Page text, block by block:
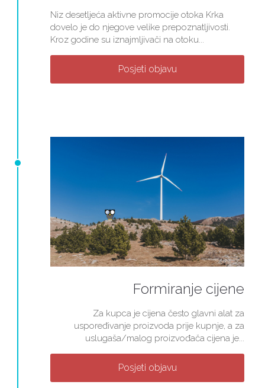
Niz desetljeća aktivne promocije otoka Krka
dovelo je do njegove velike prepoznatljivosti.
Kroz godine su iznajmljivači na otoku...
Posjeti objavu
Formiranje cijene
Za kupca je cijena često glavni alat za
uspoređivanje proizvoda prije kupnje, a za
uslugaša/malog proizvođača cijena je...
Posjeti objavu